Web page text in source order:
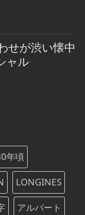
せが渋い懐中
ャル
年頃
LONGINES
アルバート